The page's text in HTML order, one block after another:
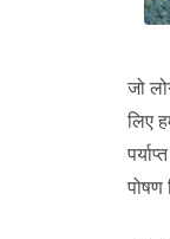
जो
लिए
पोषण